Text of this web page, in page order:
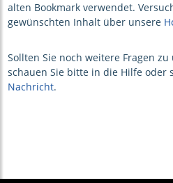
alten Bookmark verwendet.
gewünschten Inhalt über unsere
Sollten Sie noch weitere Fragen
schauen Sie bitte in die Hilfe oder
Nachricht.